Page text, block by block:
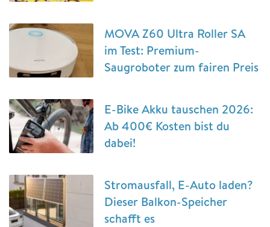
MOVA Z60 Ultra Roller SA
im Test: Premium-
Saugroboter zum fairen Preis
E-Bike Akku tauschen 2026:
Ab 400€ Kosten bist du
dabei!
Stromausfall, E-Auto laden?
Dieser Balkon-Speicher
schafft es